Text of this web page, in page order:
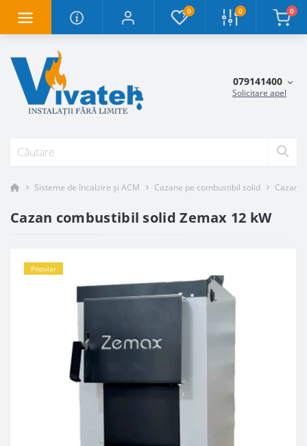
0 0 0
079141400
Solicitare apel
Sisteme de încalzire și ACM Cazane pe combustibil solid
Cazan combustibil solid Zemax 12 kW
Popular